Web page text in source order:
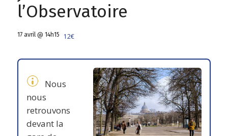
l’Observatoire
17 avril @ 14h15 12€
Nous
nous
retrouvons
devant la